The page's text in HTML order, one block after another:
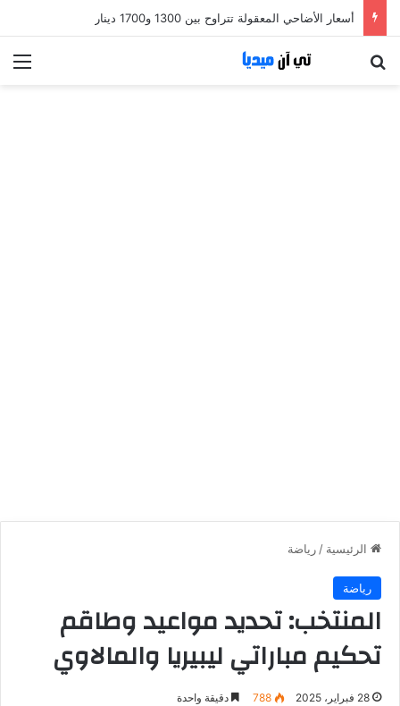
أسعار الأضاحي المعقولة تتراوح بين 1300 و1700 دينار
الرئيسية / رياضة
رياضة
المنتخب: تحديد مواعيد وطاقم
تحكيم مباراتي ليبيريا والمالاوي
28 فبراير، 2025 788 دقيقة واحدة